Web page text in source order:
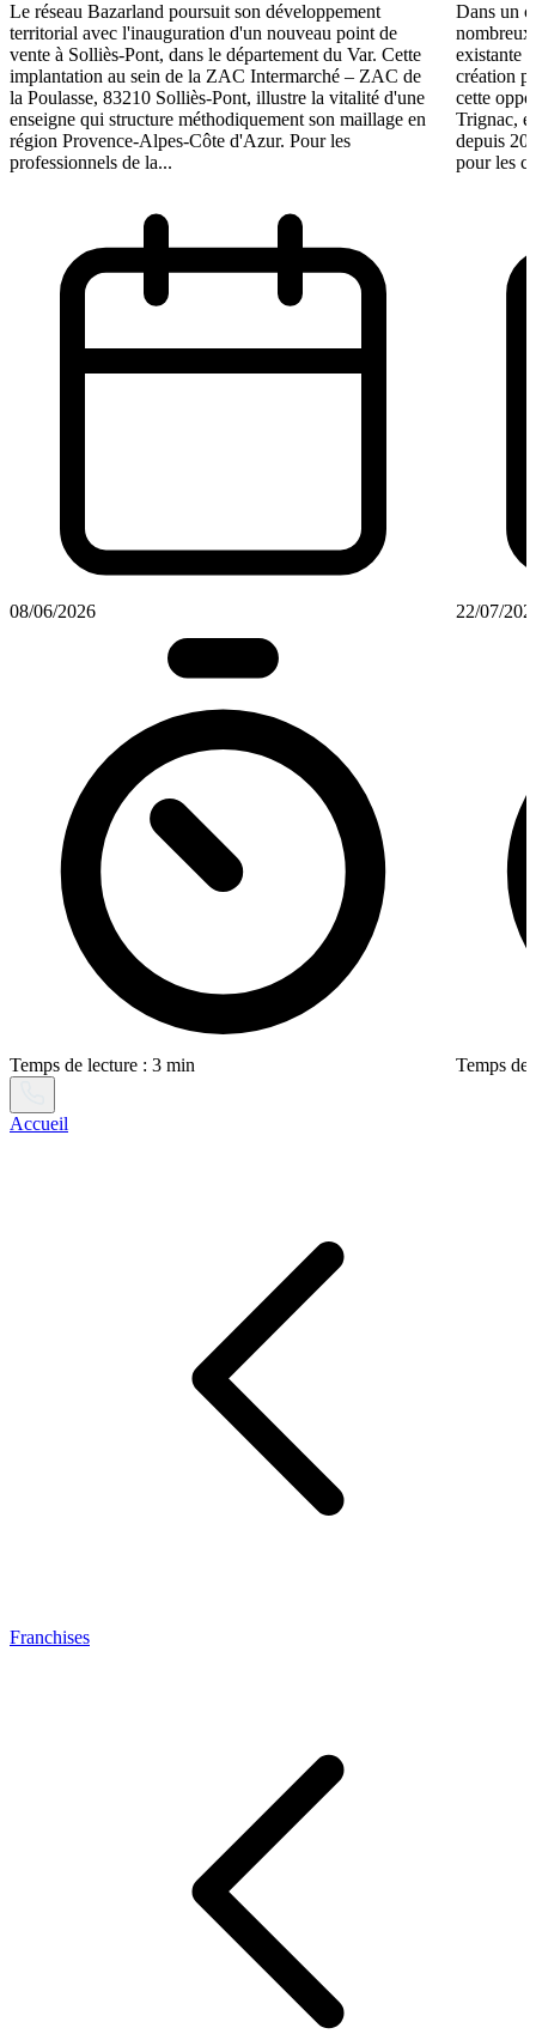
Le réseau Bazarland poursuit son développement
territorial avec l'inauguration d'un nouveau point de
vente à Solliès-Pont, dans le département du Var. Cette
implantation au sein de la ZAC Intermarché – ZAC de
la Poulasse, 83210 Solliès-Pont, illustre la vitalité d'une
enseigne qui structure méthodiquement son maillage en
région Provence-Alpes-Côte d'Azur. Pour les
professionnels de la...
08/06/2026
Temps de lecture : 3 min
Dans un
nombreux
existante
création
cette
Trignac,
depuis
pour les
22/07/
Temps de
Accueil
Franchises